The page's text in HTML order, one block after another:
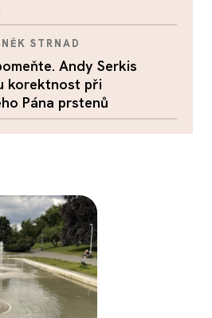
STRNAD
Andy Serkis
korektnost při
Pána prstenů